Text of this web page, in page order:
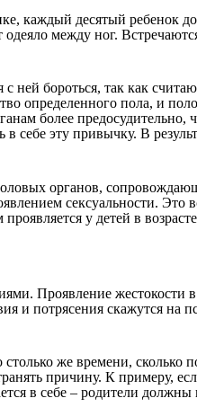
каждый десятый ребенок
между ног.
бороться, так как
определенного пола, и
более предосудительно,
эту привычку. В
органов,
сексуальности. Это
у детей в
Проявление жестокости
и потрясения скажутся на
же времени,
причину. К примеру,
в себе – родители